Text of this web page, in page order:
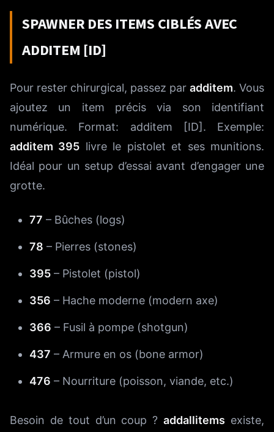
SPAWNER DES ITEMS CIBLÉS AVEC
ADDITEM [ID]
Pour rester chirurgical, passez par additem. Vous
ajoutez un item précis via son identifiant
numérique. Format: additem [ID]. Exemple:
additem 395 livre le pistolet et ses munitions.
Idéal pour un setup d’essai avant d’engager une
grotte.
77 – Bûches (logs)
78 – Pierres (stones)
395 – Pistolet (pistol)
356 – Hache moderne (modern axe)
366 – Fusil à pompe (shotgun)
437 – Armure en os (bone armor)
476 – Nourriture (poisson, viande, etc.)
Besoin de tout d’un coup ?addallitems existe,